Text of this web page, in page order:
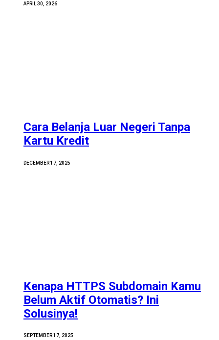
APRIL 30, 2026
Cara Belanja Luar Negeri Tanpa
Kartu Kredit
DECEMBER 17, 2025
Kenapa HTTPS Subdomain Kamu
Belum Aktif Otomatis? Ini
Solusinya!
SEPTEMBER 17, 2025